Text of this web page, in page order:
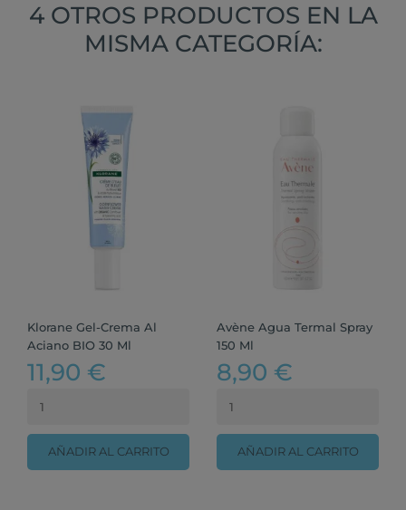
4 OTROS PRODUCTOS EN LA
MISMA CATEGORÍA:
Klorane Gel-Crema Al
Aciano BIO 30 Ml
11,90 €
AÑADIR AL CARRITO
Avène Agua Termal Spray
150 Ml
8,90 €
AÑADIR AL CARRITO